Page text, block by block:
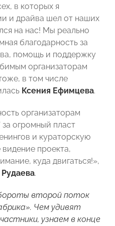
в которых я
и драйва шел от наших
на нас! Мы реально
благодарность за
помощь и поддержку
организаторам
в том числе
Ксения Ефимцева.
организаторам
за огромный пласт
и кураторскую
видение проекта,
куда двигаться!»,
.
второй поток
Чем удивят
узнаем в конце